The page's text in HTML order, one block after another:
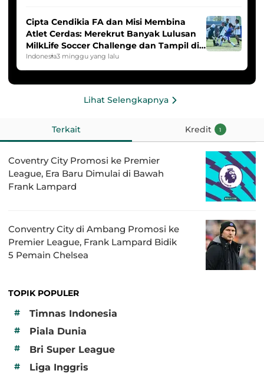
Cipta Cendikia FA dan Misi Membina
Atlet Cerdas: Merekrut Banyak Lulusan
MilkLife Soccer Challenge dan Tampil di
HYDROPLUS Soccer League
Indonesia3 minggu yang lalu
Lihat Selengkapnya
Terkait Kredit 1
Coventry City Promosi ke Premier
League, Era Baru Dimulai di Bawah
Frank Lampard
Conventry City di Ambang Promosi ke
Premier League, Frank Lampard Bidik
5 Pemain Chelsea
TOPIK POPULER
#
Timnas Indonesia
# Piala Dunia
# Bri Super League
# Liga Inggris